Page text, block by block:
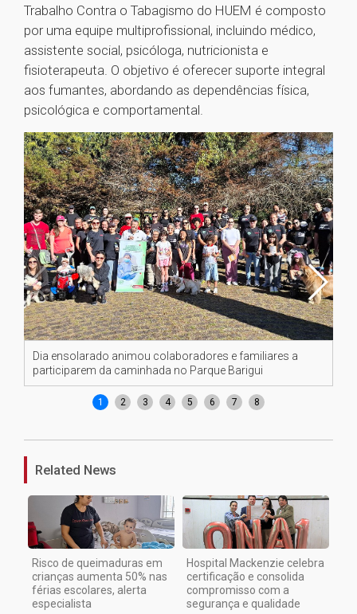
Trabalho Contra o Tabagismo do HUEM é composto
por uma equipe multiprofissional, incluindo médico,
assistente social, psicóloga, nutricionista e
fisioterapeuta. O objetivo é oferecer suporte integral
aos fumantes, abordando as dependências física,
psicológica e comportamental.
Dia ensolarado animou colaboradores e familiares a
participarem da caminhada no Parque Barigui
1 2 3 4 5 6 7 8
Related News
Risco de queimaduras em
crianças aumenta 50% nas
férias escolares, alerta
especialista
Hospital Mackenzie celebra
certificação e consolida
compromisso com a
segurança e qualidade